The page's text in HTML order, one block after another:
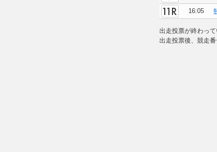
16:05
出走投票が終わっ
出走投票後、競走